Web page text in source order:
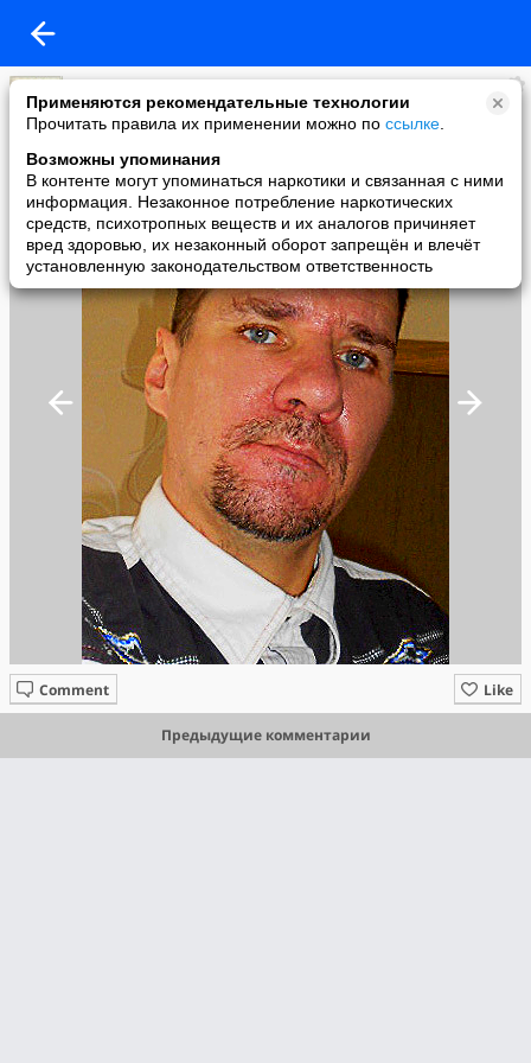
Применяются рекомендательные технологии
Прочитать правила их применении можно по ссылке
Возможны упоминания
В контенте могут упоминаться наркотики и связанная с ними
информация. Незаконное потребление наркотических
средств, психотропных веществ и их аналогов причиняет
вред здоровью, их незаконный оборот запрещён и влечёт
установленную законодательством ответственность
D_O_L_P_H_I_N
added a photo
27 Feb в 16:27
Like
Comment
Предыдущие комментарии